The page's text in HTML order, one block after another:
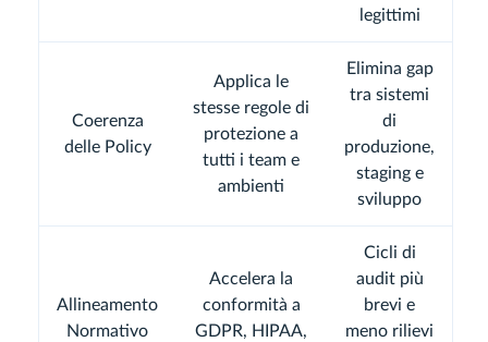
legittimi
Coerenza
delle Policy
Applica le
stesse regole di
protezione a
tutti i team e
ambienti
Elimina gap
tra sistemi
di
produzione,
staging e
sviluppo
Allineamento
Normativo
Accelera la
conformità a
GDPR, HIPAA,
Cicli di
audit più
brevi e
meno rilievi